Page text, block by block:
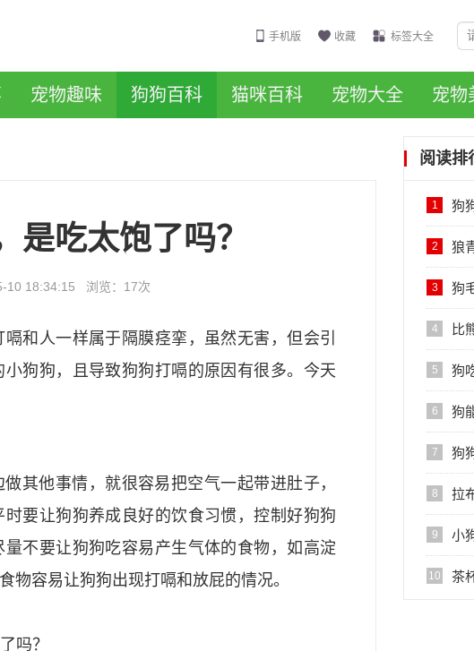
手机版 收藏 标签大全
宠物趣味 狗狗百科 猫咪百科 宠物大全 宠物
是吃太饱了吗？
10 18:34:15 浏览： 17次
和人一样属于隔膜痉挛，虽然无害，但会引
狗狗，且导致狗狗打嗝的原因有很多。今天
其他事情，就很容易把空气一起带进肚子，
要让狗狗养成良好的饮食习惯，控制好狗狗
不要让狗狗吃容易产生气体的食物，如高淀
物容易让狗狗出现打嗝和放屁的情况。
阅读排
1 狗
2 狼
3 狗
4 比
后
5 狗
6 狗
7 狗
8 拉
9 小
10 茶